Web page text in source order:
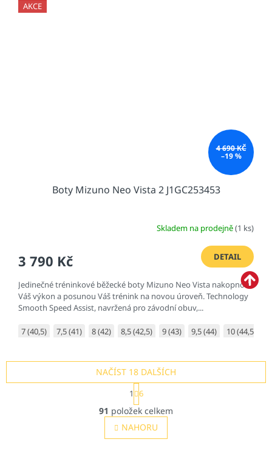
AKCE
4 690 KČ
–19 %
Boty Mizuno Neo Vista 2 J1GC253453
Skladem na prodejně(1 ks)
3 790 Kč DETAIL
Jedinečné tréninkové běžecké boty Mizuno Neo Vista nakopnou
Váš výkon a posunou Váš trénink na novou úroveň. Technology
Smooth Speed Assist, navržená pro závodní obuv,...
7 (40,5) 7,5 (41) 8 (42) 8,5 (42,5) 9 (43) 9,5 (44) 10 (44,5)
O
v
l
á
NAČÍST 18 DALŠÍCH
S
t
r
á
n
k
1 6
91 položek celkem
NAHORU